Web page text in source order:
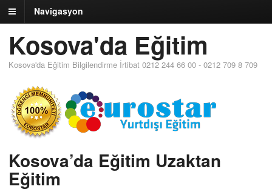
Navigasyon
Kosova'da Eğitim
Kosova'da Eğitim Bilgilendirme İrtibat 0212 244 66 00 - 0212 709 8 709
Kosova’da Eğitim Uzaktan
Eğitim